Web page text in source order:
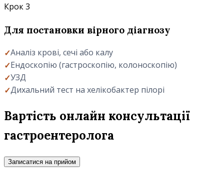
Крок 3
Для постановки вірного діагнозу
Аналіз крові, сечі або калу
Ендоскопію (гастроскопію, колоноскопію)
УЗД
Дихальний тест на хелікобактер пілорі
Вартість онлайн консультації
гастроентеролога
Записатися на прийом